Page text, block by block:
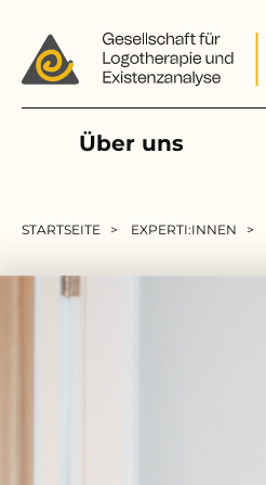
Über uns
STARTSEITE EXPERTI:INNEN